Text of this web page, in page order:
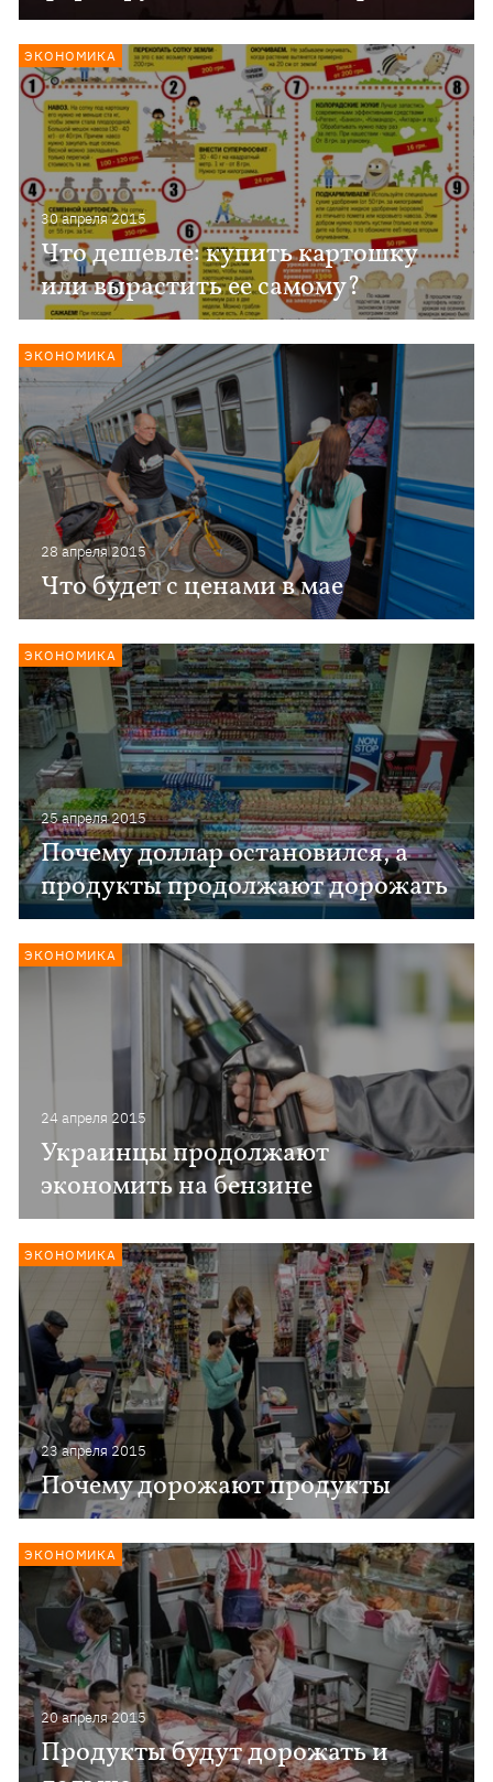
30 апреля 2015
Что дешевле: купить картошку
или вырастить ее самому?
ЭКОНОМИКА
28 апреля 2015
Что будет с ценами в мае
ЭКОНОМИКА
25 апреля 2015
Почему доллар остановился, а
продукты продолжают дорожать
ЭКОНОМИКА
24 апреля 2015
Украинцы продолжают
экономить на бензине
ЭКОНОМИКА
23 апреля 2015
Почему дорожают продукты
ЭКОНОМИКА
20 апреля 2015
Продукты будут дорожать и
ЭКОНОМИКА